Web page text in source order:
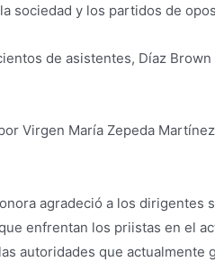
sociedad y los partidos de
de asistentes, Díaz
Virgen María Zepeda
agradeció a los dirigentes
enfrentan los priistas en el
autoridades que actualmente